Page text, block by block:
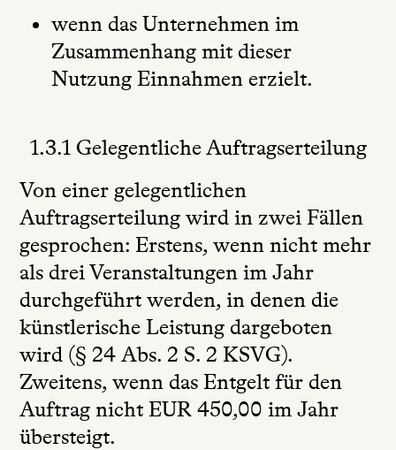
wenn das Unternehmen im
Zusammenhang mit dieser
Nutzung Einnahmen erzielt.
1.3.1 Gelegentliche Auftragserteilung
Von einer gelegentlichen
Auftragserteilung wird in zwei Fällen
gesprochen: Erstens, wenn nicht mehr
als drei Veranstaltungen im Jahr
durchgeführt werden, in denen die
künstlerische Leistung dargeboten
wird (§ 24 Abs. 2 S. 2 KSVG).
Zweitens, wenn das Entgelt für den
Auftrag nicht EUR 450,00 im Jahr
übersteigt.